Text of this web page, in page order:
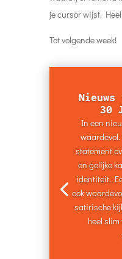
je cursor wijst.
Tot volgende week!
Nieuws
30
In een
waardevol.
statement
en gelijke
identiteit.
ook
satirische
heel slim